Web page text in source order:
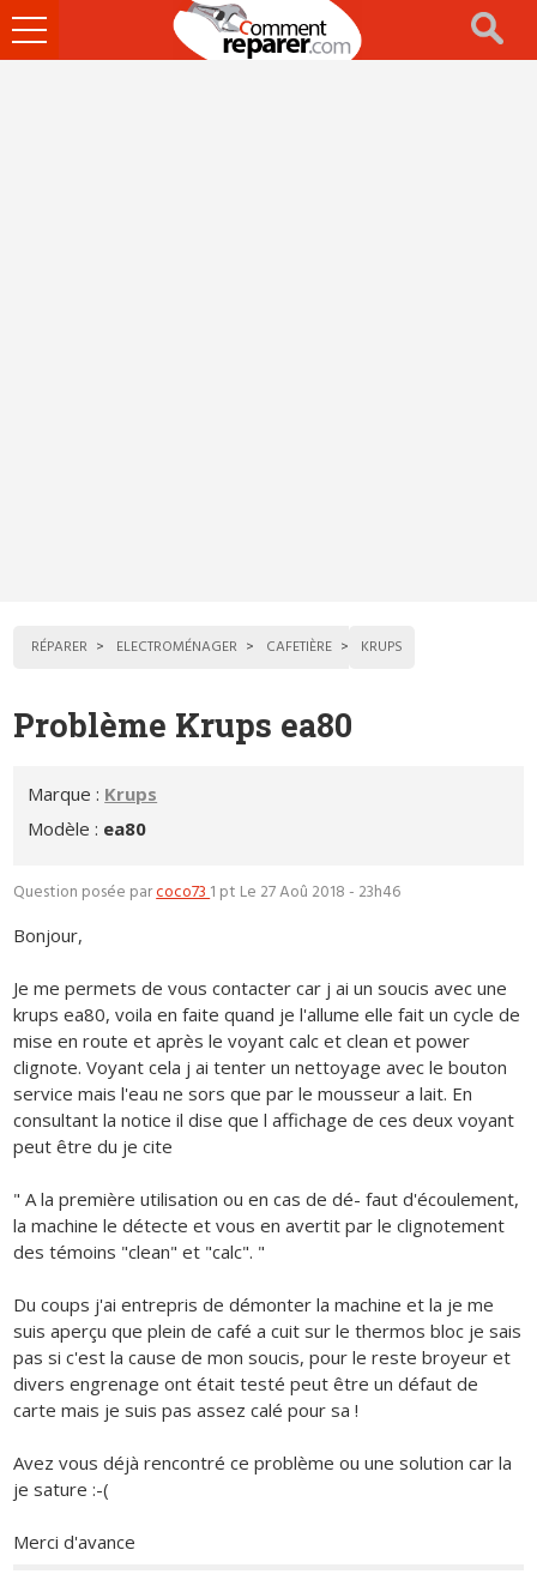
Ouvrir
le
RÉPARER ELECTROMÉNAGER CAFETIÈRE KRUPS
Problème Krups ea80
Marque : Krups
Modèle : ea80
Question posée parcoco731 pt Le 27 Aoû 2018 - 23h46
Bonjour,
Je me permets de vous contacter car j ai un soucis avec une
krups ea80, voila en faite quand je l'allume elle fait un cycle de
mise en route et après le voyant calc et clean et power
clignote. Voyant cela j ai tenter un nettoyage avec le bouton
service mais l'eau ne sors que par le mousseur a lait. En
consultant la notice il dise que l affichage de ces deux voyant
peut être du je cite
" A la première utilisation ou en cas de dé- faut d'écoulement,
la machine le détecte et vous en avertit par le clignotement
des témoins "clean" et "calc". "
Du coups j'ai entrepris de démonter la machine et la je me
suis aperçu que plein de café a cuit sur le thermos bloc je sais
pas si c'est la cause de mon soucis, pour le reste broyeur et
divers engrenage ont était testé peut être un défaut de
carte mais je suis pas assez calé pour sa !
Avez vous déjà rencontré ce problème ou une solution car la
je sature :-(
Merci d'avance